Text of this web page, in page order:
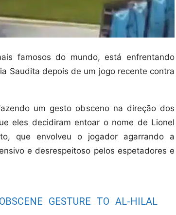
famosos do mundo, está enfrentando
Saudita depois de um jogo recente contra
um gesto obsceno na direção dos
eles decidiram entoar o nome de Lionel
que envolveu o jogador agarrando a
e desrespeitoso pelos espetadores e
GESTURE TO AL-HILAL